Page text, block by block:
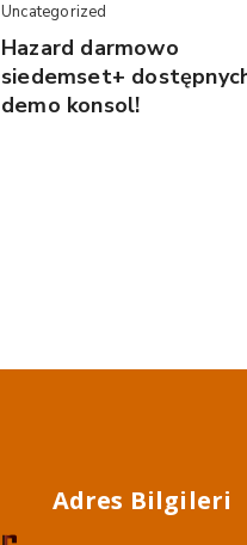
Uncategorized
Hazard darmowo
siedemset+
demo konsol!
Adres Bilgileri